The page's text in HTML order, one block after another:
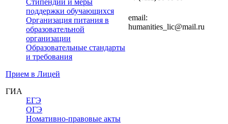
Стипендии и меры
поддержки обучающихся
Организация питания в
образовательной
организации
Образовательные стандарты
и требования
Прием в Лицей
ГИА
ЕГЭ
ОГЭ
Номативно-правовые акты
email:
humanities_lic@mail.ru